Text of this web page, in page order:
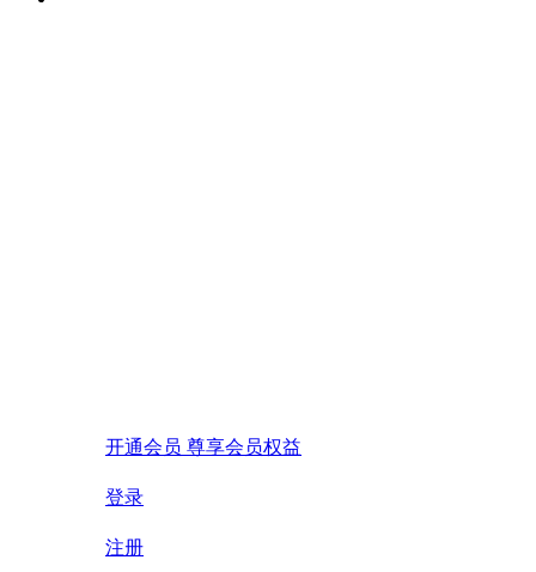
开通会员 尊享会员权益
登录
注册